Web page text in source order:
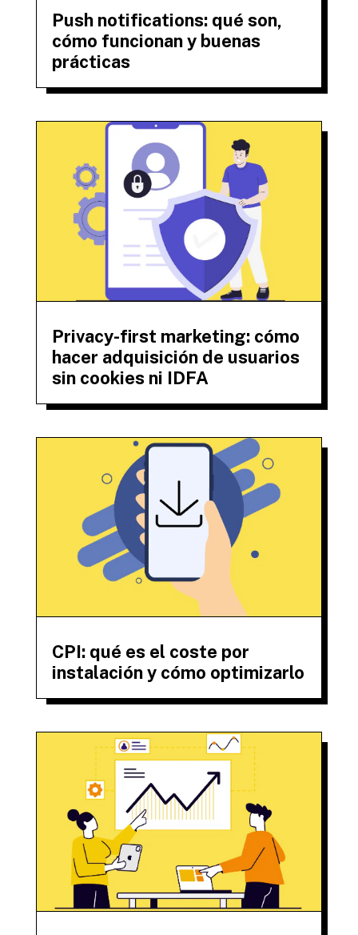
Push notifications: qué son,
cómo funcionan y buenas
prácticas
Privacy-first marketing: cómo
hacer adquisición de usuarios
sin cookies ni IDFA
CPI: qué es el coste por
instalación y cómo optimizarlo